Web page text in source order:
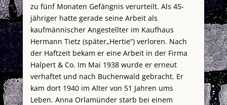
zu fünf Monaten Gefängnis verurteilt. Als 45-
jähriger hatte gerade seine Arbeit als
kaufmännischer Angestellter im Kaufhaus
Hermann Tietz (später„Hertie“) verloren. Nach
der Haftzeit bekam er eine Arbeit in der Firma
Halpert & Co. Im Mai 1938 wurde er erneut
verhaftet und nach Buchenwald gebracht. Er
kam dort 1940 im Alter von 51 Jahren ums
Leben. Anna Orlamünder starb bei einem